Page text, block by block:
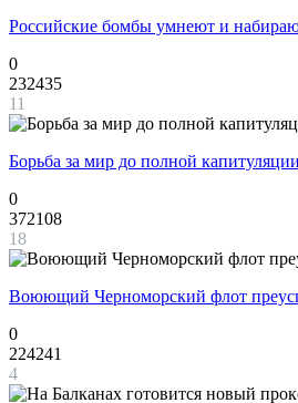
Российские бомбы умнеют и
0
232435
11
Борьба за мир до полной капитуляции
0
372108
18
Воюющий Черноморский флот
0
224241
4